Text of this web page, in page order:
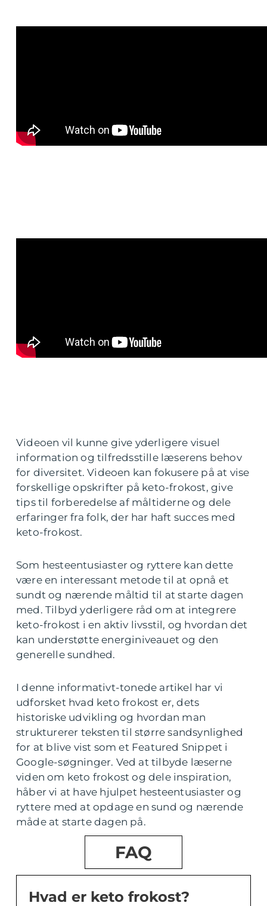
Videoen vil kunne give yderligere visuel
information og tilfredsstille læserens behov
for diversitet. Videoen kan fokusere på at vise
forskellige opskrifter på keto-frokost, give
tips til forberedelse af måltiderne og dele
erfaringer fra folk, der har haft succes med
keto-frokost.
Som hesteentusiaster og ryttere kan dette
være en interessant metode til at opnå et
sundt og nærende måltid til at starte dagen
med. Tilbyd yderligere råd om at integrere
keto-frokost i en aktiv livsstil, og hvordan det
kan understøtte energiniveauet og den
generelle sundhed.
I denne informativt-tonede artikel har vi
udforsket hvad keto frokost er, dets
historiske udvikling og hvordan man
strukturerer teksten til større sandsynlighed
for at blive vist som et Featured Snippet i
Google-søgninger. Ved at tilbyde læserne
viden om keto frokost og dele inspiration,
håber vi at have hjulpet hesteentusiaster og
ryttere med at opdage en sund og nærende
måde at starte dagen på.
FAQ
Hvad er keto frokost?